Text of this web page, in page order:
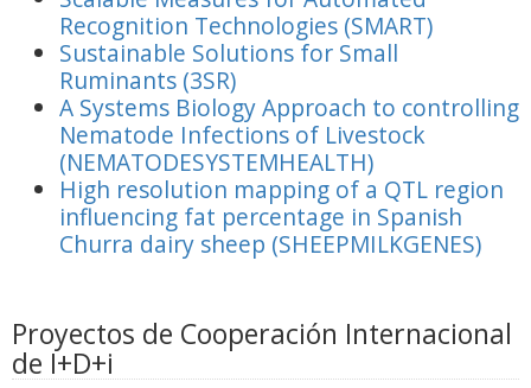
Recognition Technologies (SMART)
Sustainable Solutions for Small
Ruminants (3SR)
A Systems Biology Approach to controlling
Nematode Infections of Livestock
(NEMATODESYSTEMHEALTH)
High resolution mapping of a QTL region
influencing fat percentage in Spanish
Churra dairy sheep (SHEEPMILKGENES)
Proyectos de Cooperación Internacional
de I+D+i